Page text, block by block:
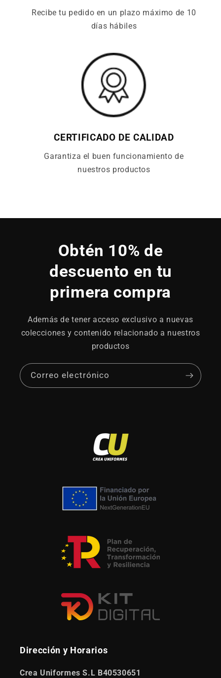
Recibe tu pedido en un plazo máximo de 10
días hábiles
CERTIFICADO DE CALIDAD
Garantiza el buen funcionamiento de
nuestros productos
Obtén 10% de
descuento en tu
primera compra
Además de tener acceso exclusivo a nuevas
colecciones y contenido relacionado a nuestros
productos
Correo electrónico
Dirección y Horarios
Crea Uniformes S.L B40530651